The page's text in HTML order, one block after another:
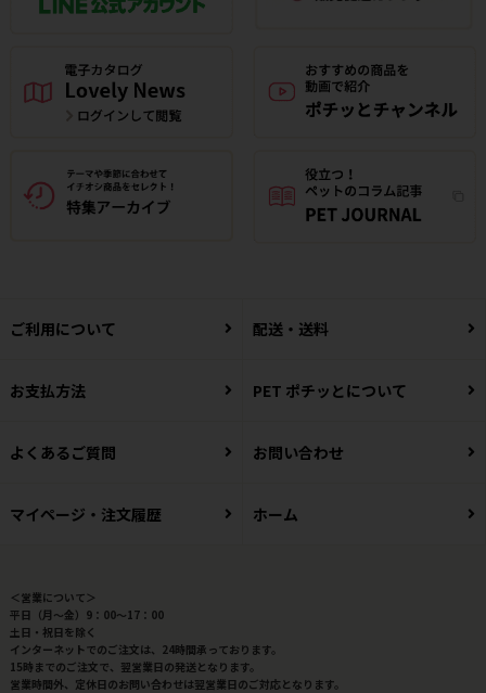
ご利用について 配送・送料
お支払方法 PET ポチッとについて
よくあるご質問 お問い合わせ
マイページ・注文履歴 ホーム
＜営業について＞
平日（月～金）9：00～17：00
土日・祝日を除く
インターネットでのご注文は、24時間承っております。
15時までのご注文で、翌営業日の発送となります。
営業時間外、定休日のお問い合わせは翌営業日のご対応となります。